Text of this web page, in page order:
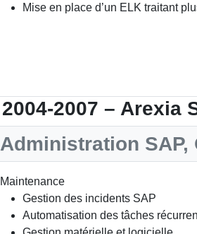
Mise en place d’un ELK traitant
2004-2007 – Arexia
Administration SAP,
Maintenance
Gestion des incidents SAP
Automatisation des tâches